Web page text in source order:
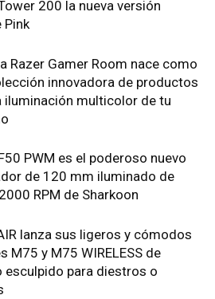
200 la nueva versión
Pink
Razer Gamer Room nace como
innovadora de productos
iluminación multicolor de tu
PWM es el poderoso nuevo
de 120 mm iluminado de
RPM de Sharkoon
lanza sus ligeros y cómodos
M75 y M75 WIRELESS de
esculpido para diestros o